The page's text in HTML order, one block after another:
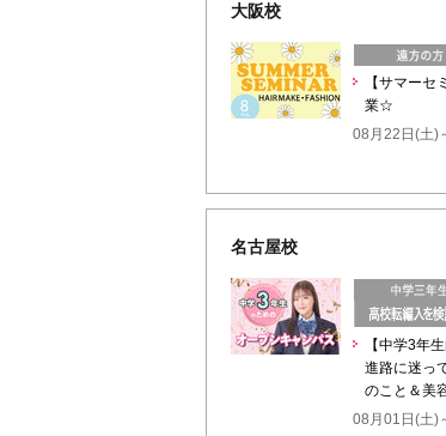
大阪校
【サマー
業☆
08月22日(土)
名古屋校
【中学3年
進路に迷っ
のこと＆美
08月01日(土)